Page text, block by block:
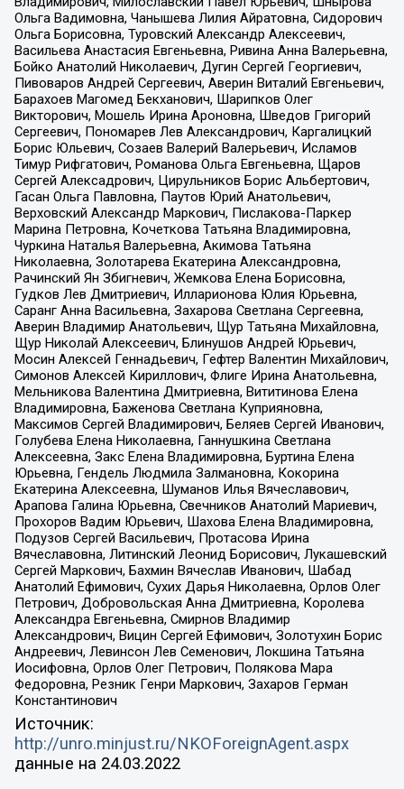
Ольга Вадимовна, Чанышева Лилия Айратовна, Сидорович
Ольга Борисовна, Туровский Александр Алексеевич,
Васильева Анастасия Евгеньевна, Ривина Анна Валерьевна,
Бойко Анатолий Николаевич, Дугин Сергей Георгиевич,
Пивоваров Андрей Сергеевич, Аверин Виталий Евгеньевич,
Барахоев Магомед Бекханович, Шарипков Олег
Викторович, Мошель Ирина Ароновна, Шведов Григорий
Сергеевич, Пономарев Лев Александрович, Каргалицкий
Борис Юльевич, Созаев Валерий Валерьевич, Исламов
Тимур Рифгатович, Романова Ольга Евгеньевна, Щаров
Сергей Алексадрович, Цирульников Борис Альбертович,
Гасан Ольга Павловна, Паутов Юрий Анатольевич,
Верховский Александр Маркович, Пислакова-Паркер
Марина Петровна, Кочеткова Татьяна Владимировна,
Чуркина Наталья Валерьевна, Акимова Татьяна
Николаевна, Золотарева Екатерина Александровна,
Рачинский Ян Збигневич, Жемкова Елена Борисовна,
Гудков Лев Дмитриевич, Илларионова Юлия Юрьевна,
Саранг Анна Васильевна, Захарова Светлана Сергеевна,
Аверин Владимир Анатольевич, Щур Татьяна Михайловна,
Щур Николай Алексеевич, Блинушов Андрей Юрьевич,
Мосин Алексей Геннадьевич, Гефтер Валентин Михайлович,
Симонов Алексей Кириллович, Флиге Ирина Анатольевна,
Мельникова Валентина Дмитриевна, Вититинова Елена
Владимировна, Баженова Светлана Куприяновна,
Максимов Сергей Владимирович, Беляев Сергей Иванович,
Голубева Елена Николаевна, Ганнушкина Светлана
Алексеевна, Закс Елена Владимировна, Буртина Елена
Юрьевна, Гендель Людмила Залмановна, Кокорина
Екатерина Алексеевна, Шуманов Илья Вячеславович,
Арапова Галина Юрьевна, Свечников Анатолий Мариевич,
Прохоров Вадим Юрьевич, Шахова Елена Владимировна,
Подузов Сергей Васильевич, Протасова Ирина
Вячеславовна, Литинский Леонид Борисович, Лукашевский
Сергей Маркович, Бахмин Вячеслав Иванович, Шабад
Анатолий Ефимович, Сухих Дарья Николаевна, Орлов Олег
Петрович, Добровольская Анна Дмитриевна, Королева
Александра Евгеньевна, Смирнов Владимир
Александрович, Вицин Сергей Ефимович, Золотухин Борис
Андреевич, Левинсон Лев Семенович, Локшина Татьяна
Иосифовна, Орлов Олег Петрович, Полякова Мара
Федоровна, Резник Генри Маркович, Захаров Герман
Константинович
Источник:
http://unro.minjust.ru/NKOForeignAgent.aspx
данные на 24.03.2022